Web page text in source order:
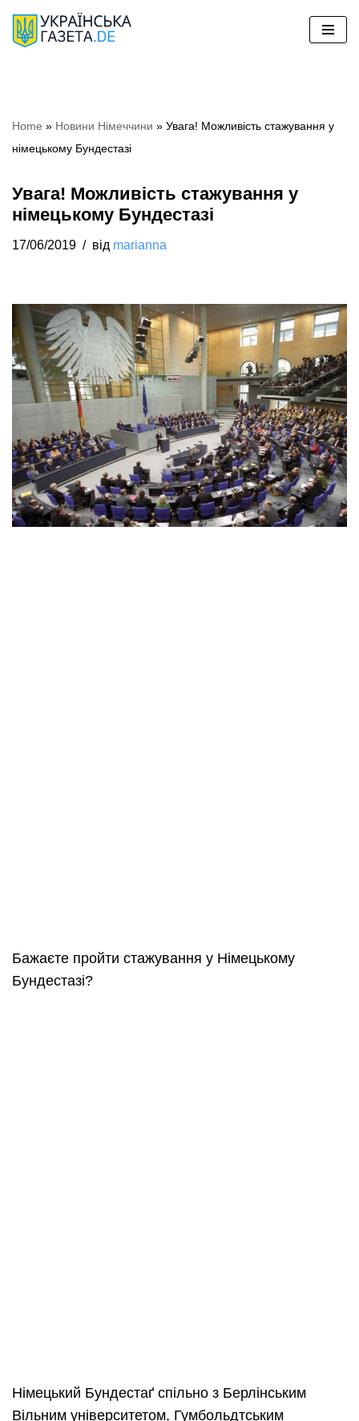
Перейти
Home » Новини Німеччини » Увага! Можливість стажування у
німецькому Бундестазі
Увага! Можливість стажування у
німецькому Бундестазі
17/06/2019 від marianna
Бажаєте пройти стажування у Німецькому
Бундестазі?
Німецький Бундестаґ спільно з Берлінським
Вільним університетом, Гумбольдтським